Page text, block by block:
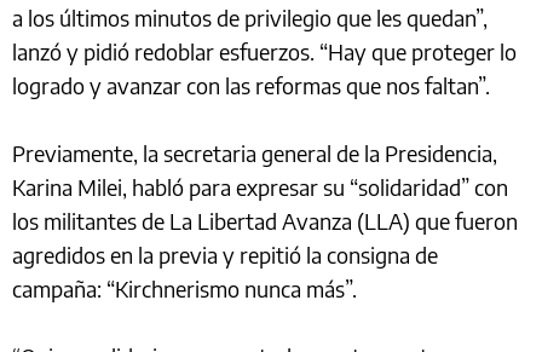
a los últimos minutos de privilegio que les quedan”,
lanzó y pidió redoblar esfuerzos. “Hay que proteger lo
logrado y avanzar con las reformas que nos faltan”.
Previamente, la secretaria general de la Presidencia,
Karina Milei, habló para expresar su “solidaridad” con
los militantes de La Libertad Avanza (LLA) que fueron
agredidos en la previa y repitió la consigna de
campaña: “Kirchnerismo nunca más”.